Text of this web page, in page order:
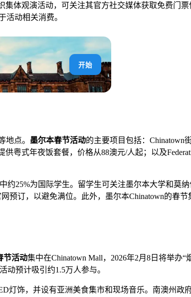
体观演活动，可关注其官方社交媒体获取免费门
活动相关消费。
开始
地点。 墨尔本春节活动的主要项目包括：Chinatown
粤式年夜饭套餐，价格从88澳元/人起；以及
25%为国际学生。留学生可关注墨尔本大学和莫
预订，以避免满位。此外，墨尔本Chinatown的春
节活动集中在Chinatown Mall，2026年2月8日将举办“
动预计吸引约1.5万人参与。
灯饰，并设有亚洲美食集市和现场音乐。南澳州政